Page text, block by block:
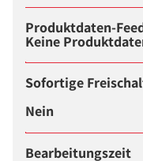
Produktdaten-
Keine
Sofortige
Nein
Bearbeitungszeit